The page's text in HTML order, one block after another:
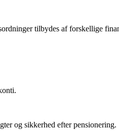
tilbydes af forskellige
og sikkerhed efter pensionering.